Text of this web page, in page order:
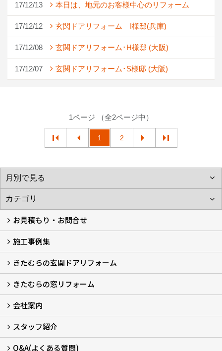
17/12/13 本日は、地元のお客様中心のリフォーム
17/12/12 玄関ドアリフォーム I様邸(兵庫)
17/12/08 玄関ドアリフォーム･H様邸 (大阪)
17/12/07 玄関ドアリフォーム･S様邸 (大阪)
1ページ （全2ページ中）
1 2
お見積もり・お問合せ
LINEで概算見積もり
チャットで質問
問い合わせフォームから
オンライン相談
電話で相談
無料現地調査をご希望の方
施工事例集
玄関ドアリフォーム
玄関引戸リフォーム
勝手口ドアリフォーム
窓リフォーム
きたむらの玄関ドアリフォーム
玄関ドアリフォームについて
リシェントについて (23)
・玄関ドアバリエーション (52)
・玄関引戸バリエーション (44)
・勝手口ドアバリエーション (11)
安心の自社施工
無料点検
保証について
価格について
概算見積について (2)
きたむらの窓リフォーム
窓リフォームについて (5)
・内窓設置-LIXILインプラス
・内窓設置-AGCまどまど
・窓交換
・エコガラス交換
・防犯・防災ガラス交換
会社案内
会社概要 (2)
ブログ
アクセス
施工エリア
施工までの流れ
SNSインフォメーション
チャット機能
オンライン打合わせ
補助金について (2)
スタッフ紹介
スタッフ紹介
Q&A(よくある質問)